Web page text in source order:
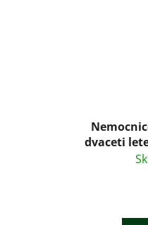
dvaceti
podle